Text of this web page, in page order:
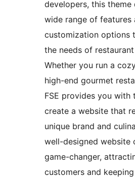
developers, this theme
wide range of features
customization options
the needs of
Whether you run a
high-end gourmet
FSE provides you with
create a website that
unique brand and
well-designed website
game-changer,
customers and